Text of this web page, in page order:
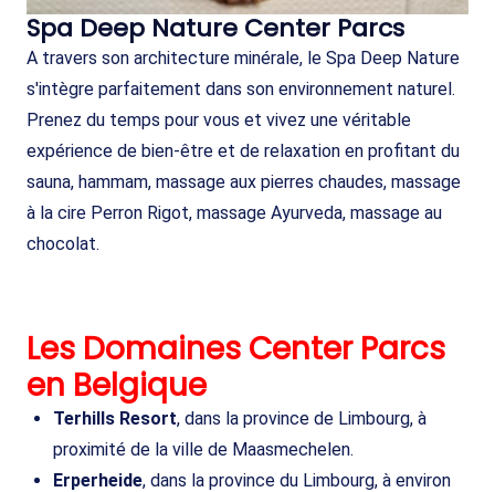
Spa Deep Nature Center Parcs
A travers son architecture minérale, le Spa Deep Nature
s'intègre parfaitement dans son environnement naturel.
Prenez du temps pour vous et vivez une véritable
expérience de bien-être et de relaxation en profitant du
sauna, hammam, massage aux pierres chaudes, massage
à la cire Perron Rigot, massage Ayurveda, massage au
chocolat.
Les Domaines Center Parcs
en Belgique
Terhills Resort, dans la province de Limbourg, à
proximité de la ville de Maasmechelen.
Erperheide, dans la province du Limbourg, à environ